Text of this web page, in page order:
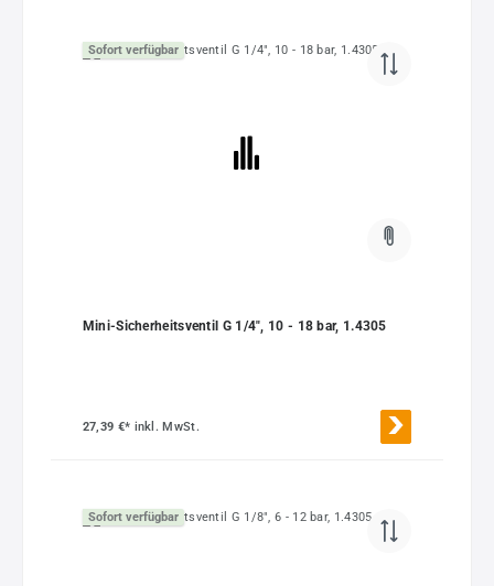
Sofort verfügbar
Mini-Sicherheitsventil G 1/4", 10 - 18 bar, 1.4305
27,39 €* inkl. MwSt.
Sofort verfügbar